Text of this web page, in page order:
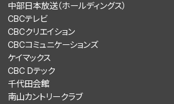
中部日本放送（ホールディングス）
CBCテレビ
CBCクリエイション
CBCコミュニケーションズ
ケイマックス
CBC Dテック
千代田会館
南山カントリークラブ